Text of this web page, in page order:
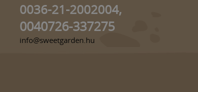
0036-21-2002004,
0040726-337275
info@sweetgarden.hu